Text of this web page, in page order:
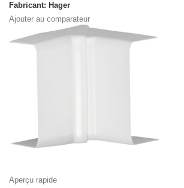
Fabricant: Hager
Ajouter au comparateur
Aperçu rapide